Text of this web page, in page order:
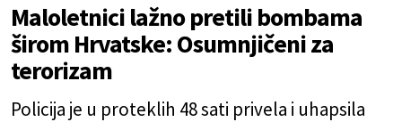
Maloletnici lažno pretili bombama
širom Hrvatske: Osumnjičeni za
terorizam
Policija je u proteklih 48 sati privela i uhapsila